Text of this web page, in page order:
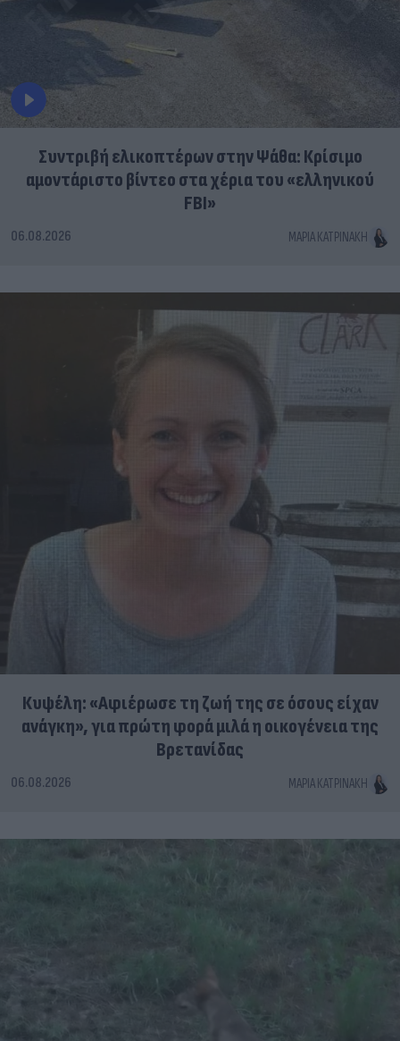
Συντριβή ελικοπτέρων στην Ψάθα: Κρίσιμο
αμοντάριστο βίντεο στα χέρια του «ελληνικού
FBI»
06.08.2026 ΜΑΡΊΑ ΚΑΤΡΙΝΆΚΗ
Κυψέλη: «Αφιέρωσε τη ζωή της σε όσους είχαν
ανάγκη», για πρώτη φορά μιλά η οικογένεια της
Βρετανίδας
06.08.2026 ΜΑΡΊΑ ΚΑΤΡΙΝΆΚΗ